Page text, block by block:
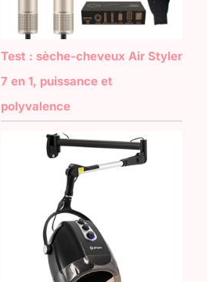
Test : sèche-cheveux Air Styler
7 en 1, puissance et
polyvalence